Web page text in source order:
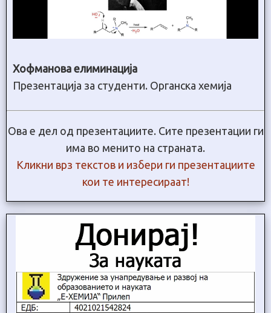
Хофманова елиминација
Презентација за студенти. Органска хемија
Ова е дел од презентациите. Сите презентации ги
има во менито на страната.
Кликни врз текстов и избери ги презентациите
кои те интересираат!